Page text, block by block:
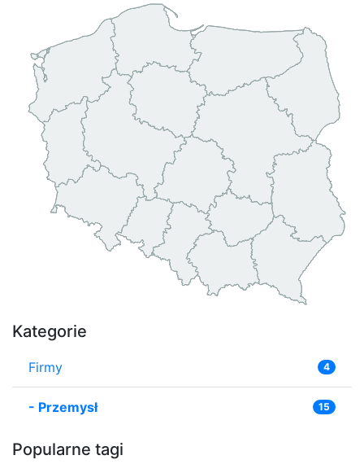
Kategorie
Firmy 4
- Przemysł 15
Popularne tagi